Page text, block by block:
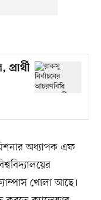
অধ্যাপক এফ
খোলা আছে।